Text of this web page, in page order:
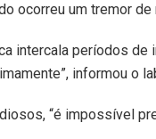
ocorreu um tremor de
intercala períodos
informou o
“é impossível